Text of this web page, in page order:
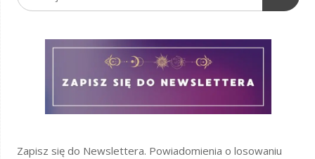
Zapisz się do Newslettera. Powiadomienia o losowaniu